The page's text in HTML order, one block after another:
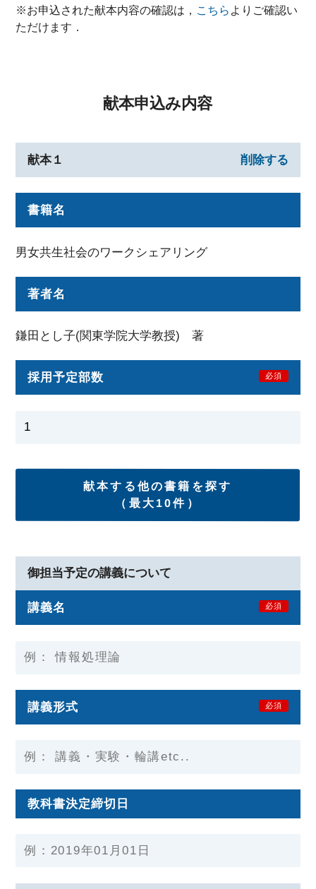
※お申込された献本内容の確認は， こちら よりご確認い
ただけます．
献本申込み内容
献本１ 削除する
書籍名
男女共生社会のワークシェアリング
著者名
鎌田とし子(関東学院大学教授) 著
採用予定部数 必須
献本する他の書籍を探す
（最大10件）
御担当予定の講義について
講義名 必須
講義形式 必須
教科書決定締切日